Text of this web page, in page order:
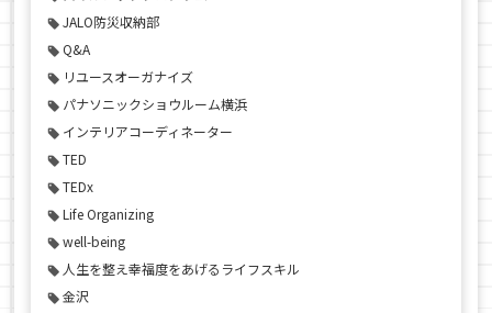
JALO防災収納部
Q&A
リユースオーガナイズ
パナソニックショウルーム横浜
インテリアコーディネーター
TED
TEDx
Life Organizing
well-being
人生を整え幸福度をあげるライフスキル
金沢